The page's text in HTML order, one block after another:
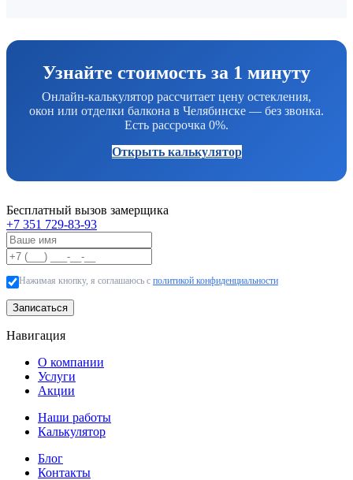
Узнайте стоимость за 1 минуту
Онлайн-калькулятор рассчитает цену остекления,
окон или отделки балкона в Челябинске — без звонка.
Есть рассрочка 0%.
Открыть калькулятор
Бесплатный вызов замерщика
+7 351 729-83-93
Нажимая кнопку, я соглашаюсь с политикой конфиденциальности
Записаться
Навигация
О компании
Услуги
Акции
Наши работы
Калькулятор
Блог
Контакты